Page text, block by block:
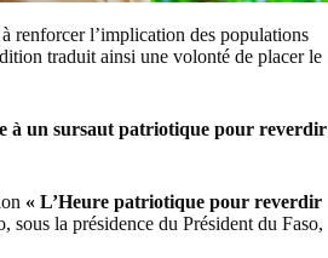
renforcer l’implication des populations
traduit ainsi une volonté de placer le
à un sursaut patriotique pour reverdir
« L’Heure patriotique pour reverdir
la présidence du Président du Faso,